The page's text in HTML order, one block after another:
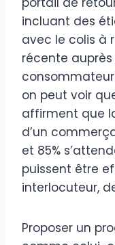
incluant des
avec le colis à
récente auprès
on peut voir
affirment que
d’un
et 85%
puissent être
interlocuteur,
Proposer un